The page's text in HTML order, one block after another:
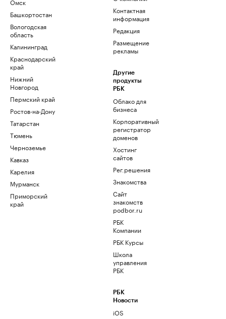
Башкортостан
Вологодская
область
Калининград
Краснодарский
край
Нижний
Новгород
Пермский край
Ростов-на-Дону
Татарстан
Тюмень
Черноземье
Кавказ
Карелия
Мурманск
Приморский
край
Контактная
информация
Редакция
Размещение
рекламы
Другие
продукты
РБК
Облако для
бизнеса
Корпоративный
регистратор
доменов
Хостинг
сайтов
Рег.решения
Знакомства
Сайт
знакомств
podbor.ru
РБК
Компании
РБК Курсы
Школа
управления
РБК
РБК
Новости
iOS